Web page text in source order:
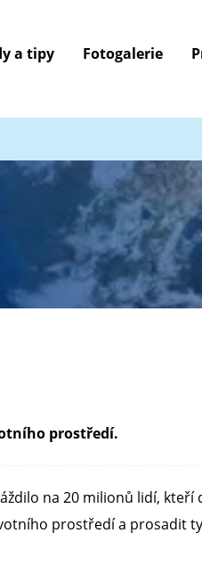
a tipy Fotogalerie
prostředí.
na 20 milionů lidí,
prostředí a prosadit